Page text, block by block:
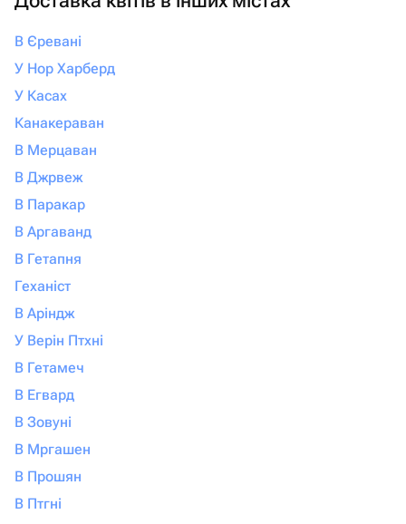
что всё будет выполнено с любовью и
именно сюда. Вы точно не пожалеете!
В Єревані
У Нор Харберд
У Касах
Канакераван
В Мерцаван
В Джрвеж
В Паракар
В Аргаванд
В Гетапня
Геханіст
В Аріндж
У Верін Птхні
В Гетамеч
В Егвард
В Зовуні
В Мргашен
В Прошян
В Птгні